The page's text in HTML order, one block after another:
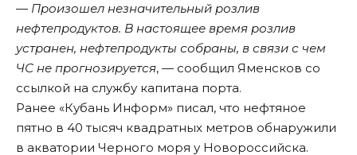
— Произошел незначительный розлив
нефтепродуктов. В настоящее время розлив
устранен, нефтепродукты собраны, в связи с чем
ЧС не прогнозируется, — сообщил Яменсков со
ссылкой на службу капитана порта.
Ранее «Кубань Информ» писал, что нефтяное
пятно в 40 тысяч квадратных метров обнаружили
в акватории Черного моря у Новороссийска.